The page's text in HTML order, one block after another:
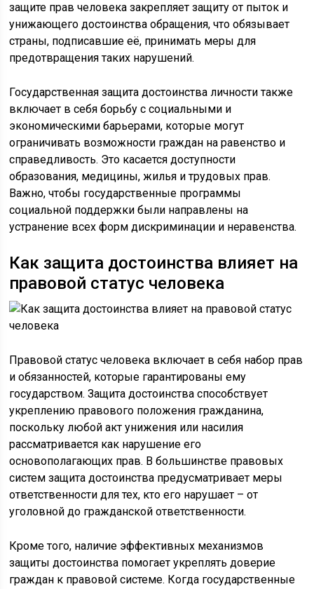
защите прав человека закрепляет защиту от пыток и
унижающего достоинства обращения, что обязывает
страны, подписавшие её, принимать меры для
предотвращения таких нарушений.
Государственная защита достоинства личности также
включает в себя борьбу с социальными и
экономическими барьерами, которые могут
ограничивать возможности граждан на равенство и
справедливость. Это касается доступности
образования, медицины, жилья и трудовых прав.
Важно, чтобы государственные программы
социальной поддержки были направлены на
устранение всех форм дискриминации и неравенства.
Как защита достоинства влияет на
правовой статус человека
Правовой статус человека включает в себя набор прав
и обязанностей, которые гарантированы ему
государством. Защита достоинства способствует
укреплению правового положения гражданина,
поскольку любой акт унижения или насилия
рассматривается как нарушение его
основополагающих прав. В большинстве правовых
систем защита достоинства предусматривает меры
ответственности для тех, кто его нарушает – от
уголовной до гражданской ответственности.
Кроме того, наличие эффективных механизмов
защиты достоинства помогает укреплять доверие
граждан к правовой системе. Когда государственные